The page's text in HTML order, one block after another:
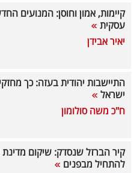
פודקאסט
40
קיימות, אמון וחוסן: המנועים
עסקית
יאיר אבידן
התיישבות יהודית בעזה: כך
ישראל
ח"כ משה סולומון
קיר הברזל שנסדק: שיקום מדינת
להתחיל מבפנים